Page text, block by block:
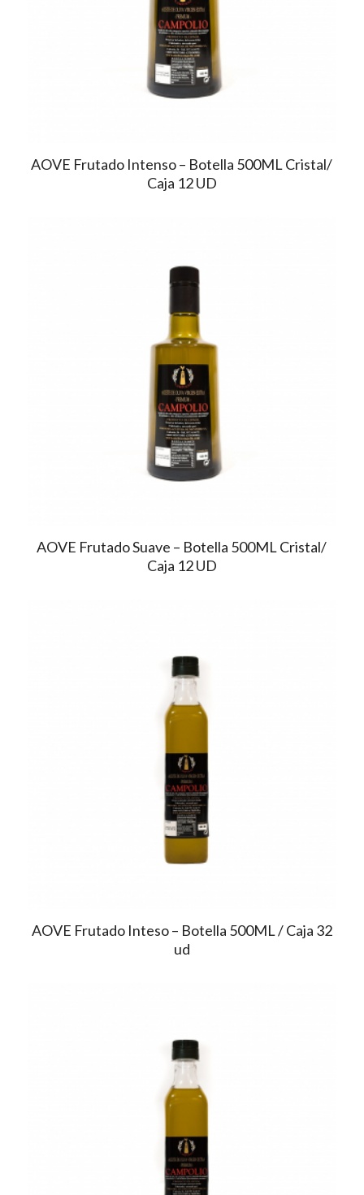
AOVE Frutado Intenso – Botella 500ML Cristal/
Caja 12 UD
AOVE Frutado Suave – Botella 500ML Cristal/
Caja 12 UD
AOVE Frutado Inteso – Botella 500ML / Caja 32
ud